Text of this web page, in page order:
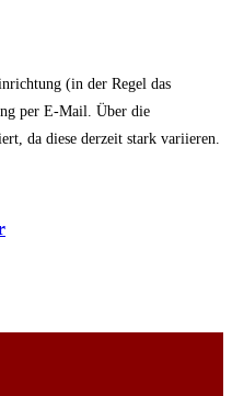
(in der Regel das
per E-Mail. Über die
da diese derzeit stark variieren.